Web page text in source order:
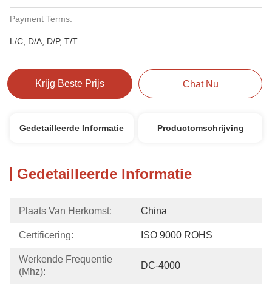
Payment Terms:
L/C, D/A, D/P, T/T
Krijg Beste Prijs Chat Nu
Gedetailleerde Informatie Productomschrijving
Gedetailleerde Informatie
Plaats Van Herkomst: China
Certificering: ISO 9000 ROHS
Werkende Frequentie
(Mhz):
DC-4000